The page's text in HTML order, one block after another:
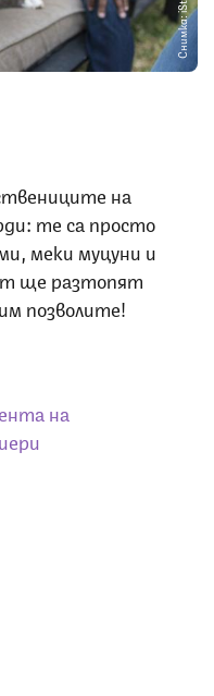
Снимка: iStock
на
те са просто
меки муцуни и
ще разтопят
позволите!
на